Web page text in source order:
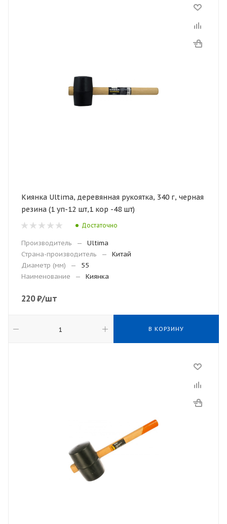
Киянка Ultima, деревянная рукоятка, 340 г, черная
резина (1 уп-12 шт,1 кор -48 шт)
Достаточно
Производитель —
Ultima
Страна-производитель
—
Китай
Диаметр (мм)
—
55
Наименование
— Киянка
220₽/шт
В КОРЗИНУ